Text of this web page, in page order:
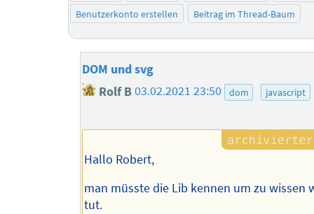
Benutzerkonto erstellen
Beitrag im Thread-Baum
DOM und svg
Rolf B03.02.2021 23:50 dom javascript
Hallo Robert,
man müsste die Lib kennen um zu wissen
tut.